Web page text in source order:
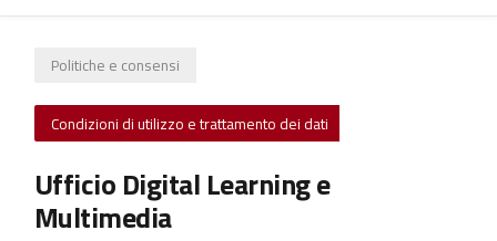
Politiche e consensi
Condizioni di utilizzo e trattamento dei dati
Ufficio Digital Learning e
Multimedia